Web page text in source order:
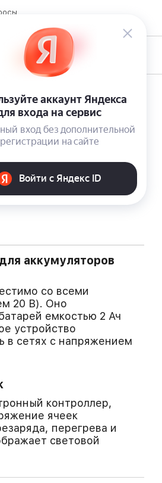
товара
Контакты
28-07
(20 В, 2 A) с
аккумуляторов
со всеми
20 В). Оно
емкостью 2 Ач
устройство
в сетях с напряжением
контроллер,
ячеек
перегрева и
световой